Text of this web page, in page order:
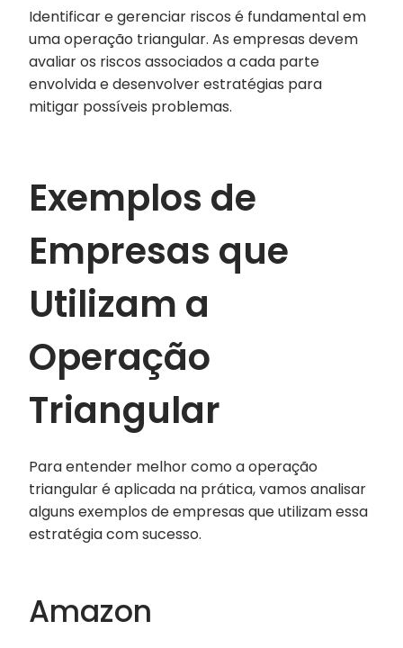
Identificar e gerenciar riscos é fundamental em
uma operação triangular. As empresas devem
avaliar os riscos associados a cada parte
envolvida e desenvolver estratégias para
mitigar possíveis problemas.
Exemplos de
Empresas que
Utilizam a
Operação
Triangular
Para entender melhor como a operação
triangular é aplicada na prática, vamos analisar
alguns exemplos de empresas que utilizam essa
estratégia com sucesso.
Amazon